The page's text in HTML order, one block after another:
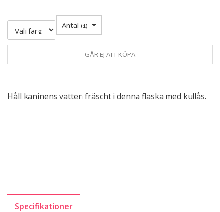
Antal (1)
GÅR EJ ATT KÖPA
Håll kaninens vatten fräscht i denna flaska med kullås.
Specifikationer